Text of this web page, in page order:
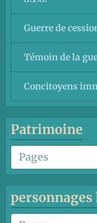
Guerre de
Témoin de la
Concitoyens
Patrimoine